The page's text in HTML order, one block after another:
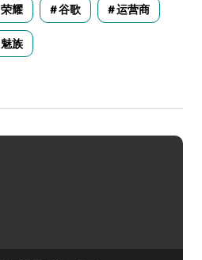
荣耀 谷歌 运营商
魅族